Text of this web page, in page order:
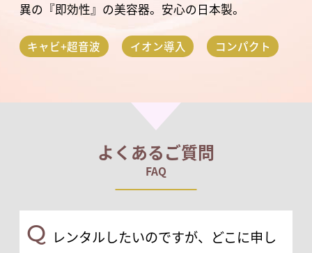
異の『即効性』の美容器。安心の日本製。
キャビ+超音波 イオン導入 コンパクト
よくあるご質問
FAQ
Q レンタルしたいのですが、どこに申し